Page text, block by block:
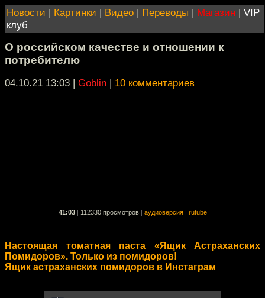
Новости | Картинки | Видео | Переводы | Магазин | VIP
клуб
О российском качестве и отношении к
потребителю
04.10.21 13:03 | Goblin | 10 комментариев
41:03 112330 просмотров аудиоверсия rutube
Настоящая томатная паста «Ящик Астраханских
Помидоров». Только из помидоров!
Ящик астраханских помидоров в Инстаграм